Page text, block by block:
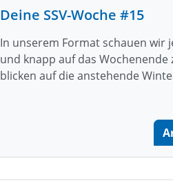
Deine SSV-Woche #15
In unserem Format schauen wir
und knapp auf das Wochenende
blicken auf die anstehende